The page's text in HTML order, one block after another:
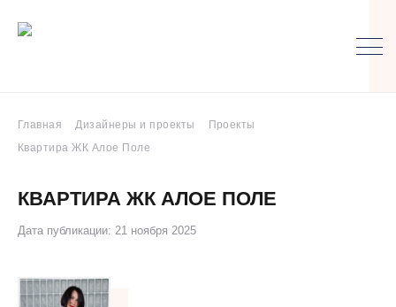
Главная Дизайнеры и проекты
Проекты
Квартира ЖК Алое Поле
КВАРТИРА ЖК АЛОЕ ПОЛЕ
Дата публикации: 21 ноября 2025